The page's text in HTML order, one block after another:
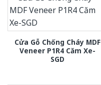
Cửa Gỗ Chống Cháy MDF
Veneer P1R4 Căm Xe-
SGD